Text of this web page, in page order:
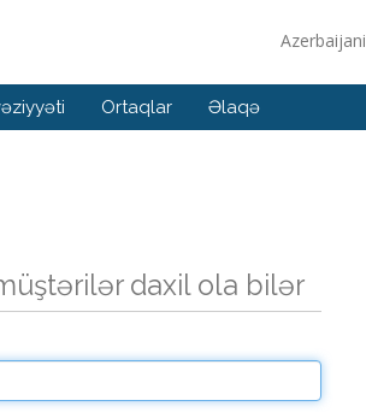
Azerbaijani
Ortaqlar Əlaqə
daxil ola bilər